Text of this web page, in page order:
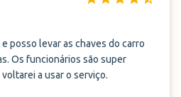
posso levar as chaves do carro
e voltarei a usar o serviço.